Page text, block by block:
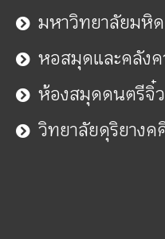
มหาวิทยาลัยมหิ
หอสมุดและคลัง
ห้องสมุดดนตรีจิ๋
วิทยาลัยดุริยางค